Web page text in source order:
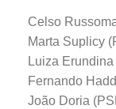
Celso
Marta Suplicy
Luiza
Fernando
João Doria